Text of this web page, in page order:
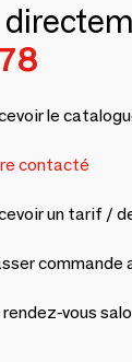
le
contacté
un tarif /
commande
vous